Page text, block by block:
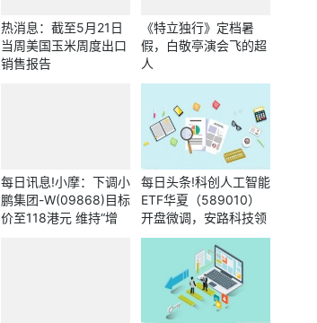
热消息：截至5月21日
当周美国玉米周度出口
销售报告
《特立独行》定档暑
假，白敬亭演会飞的超
人
每日讯息!小摩：下调小
鹏集团-W(09868)目标
价至118港元 维持“增
每日头条!科创人工智能
ETF华夏（589010）
开盘微调，安路科技领
涨超14%！